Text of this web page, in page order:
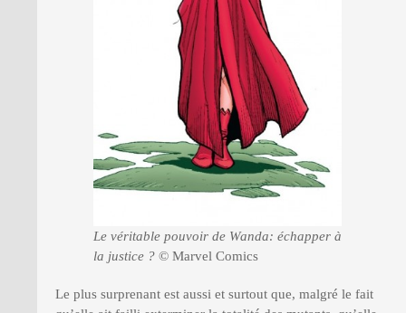
Le véritable pouvoir de Wanda: échapper à
la justice ?© Marvel Comics
Le plus surprenant est aussi et surtout que, malgré le fait